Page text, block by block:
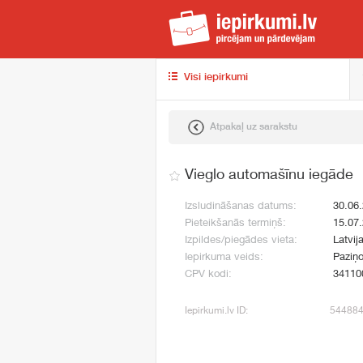
Visi iepirkumi
Atpakaļ uz sarakstu
Vieglo automašīnu iegāde
Izsludināšanas datums:
Pieteikšanās termiņš:
Izpildes/piegādes vieta:
Iepirkuma veids:
CPV kodi:
Iepirkumi.lv ID: